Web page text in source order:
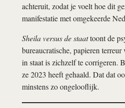
achteruit, zodat je voelt hoe dit
manifestatie met omgekeerde
Sheila versus de staattoont de
bureaucratische, papieren
in staat is zichzelf te corrigeren.
ze 2023 heeft gehaald. Dat dat
minstens zo ongelooflijk.